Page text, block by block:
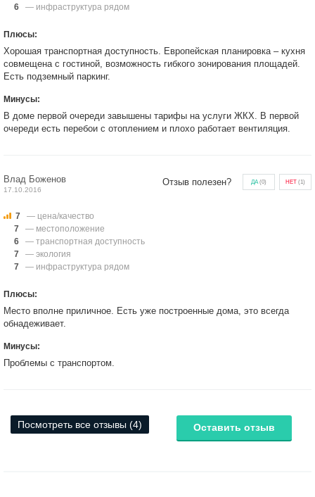
6
— инфраструктура рядом
Плюсы:
Хорошая транспортная доступность. Европейская планировка – кухня
совмещена с гостиной, возможность гибкого зонирования площадей.
Есть подземный паркинг.
Минусы:
В доме первой очереди завышены тарифы на услуги ЖКХ. В первой
очереди есть перебои с отоплением и плохо работает вентиляция.
Влад Боженов
17.10.2016
Отзыв полезен? ДА(0) НЕТ (1)
7
— цена/качество
7
— местоположение
6
— транспортная доступность
7
— экология
7
— инфраструктура рядом
Плюсы:
Место вполне приличное. Есть уже построенные дома, это всегда
обнадеживает.
Минусы:
Проблемы с транспортом.
Посмотреть все отзывы (4) Оставить отзыв